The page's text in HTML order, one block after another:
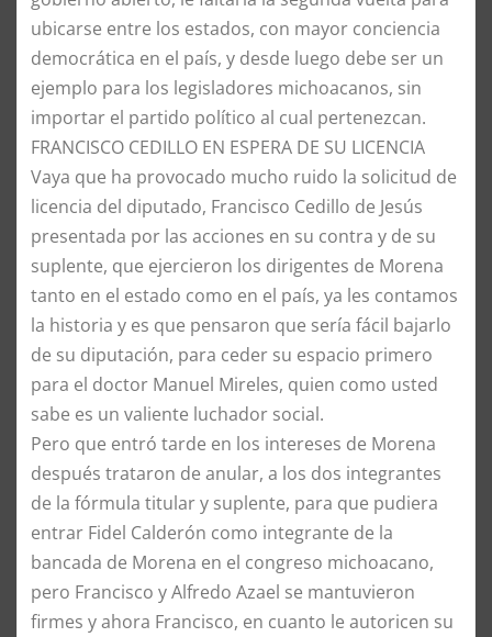
ubicarse entre los estados, con mayor conciencia
democrática en el país, y desde luego debe ser un
ejemplo para los legisladores michoacanos, sin
importar el partido político al cual pertenezcan.
FRANCISCO CEDILLO EN ESPERA DE SU LICENCIA
Vaya que ha provocado mucho ruido la solicitud de
licencia del diputado, Francisco Cedillo de Jesús
presentada por las acciones en su contra y de su
suplente, que ejercieron los dirigentes de Morena
tanto en el estado como en el país, ya les contamos
la historia y es que pensaron que sería fácil bajarlo
de su diputación, para ceder su espacio primero
para el doctor Manuel Mireles, quien como usted
sabe es un valiente luchador social.
Pero que entró tarde en los intereses de Morena
después trataron de anular, a los dos integrantes
de la fórmula titular y suplente, para que pudiera
entrar Fidel Calderón como integrante de la
bancada de Morena en el congreso michoacano,
pero Francisco y Alfredo Azael se mantuvieron
firmes y ahora Francisco, en cuanto le autoricen su